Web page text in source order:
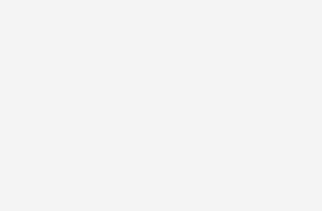
effizienzoptimierte Konstruktion mit
Unterkante der Wasser führenden
Deckenstrahlplatten liegt, wird
nach EN 14 037 sowie eine
der Längsachse erzielt. Die
geschlossen und auf der Oberseite
ausgeführt. Die